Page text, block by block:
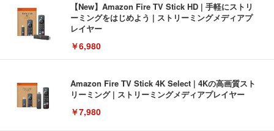
【New】Amazon Fire TV Stick HD | 手軽にストリ
ーミングをはじめよう | ストリーミングメディアプ
レイヤー
￥6,980
Amazon Fire TV Stick 4K Select | 4Kの高画質スト
リーミング | ストリーミングメディアプレイヤー
￥7,980